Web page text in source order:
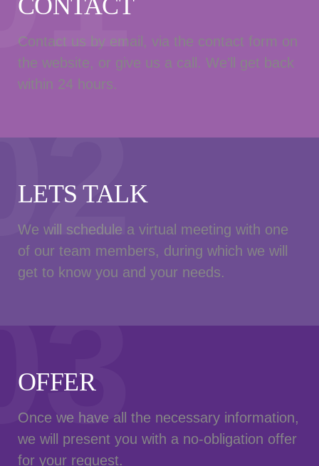
CONTACT
Contact us by email, via the contact form on
the website, or give us a call. We’ll get back
within 24 hours.
LETS TALK
We will schedule a virtual meeting with one
of our team members, during which we will
get to know you and your needs.
OFFER
Once we have all the necessary information,
we will present you with a no-obligation offer
for your request.